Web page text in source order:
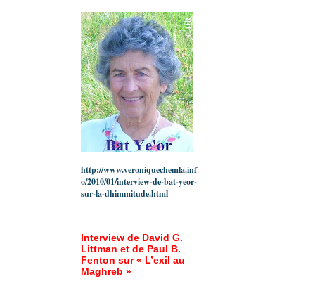
http://www.veroniquechemla.inf
o/2010/01/interview-de-bat-yeor-
sur-la-dhimmitude.html
Interview de David G.
Littman et de Paul B.
Fenton sur « L’exil au
Maghreb »